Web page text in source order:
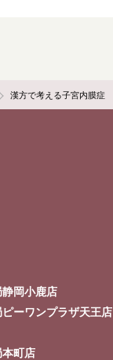
漢方で考える子宮内膜症
岡小鹿店
ーワンプラザ天王店
町店